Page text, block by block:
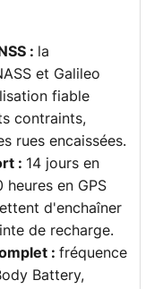
: la
et Galileo
fiable
contraints,
rues encaissées.
: 14 jours en
en GPS
d'enchaîner
de recharge.
:fréquence
Battery,